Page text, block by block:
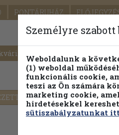
PONTÁRUHÁZ
PILLANATNYI
Személyre
Weboldalunk a
(1) weboldal
funkcionális cookie,
teszi az Ön számára
marketing cookie,
hirdetésekkel
sütiszabályzatunkat